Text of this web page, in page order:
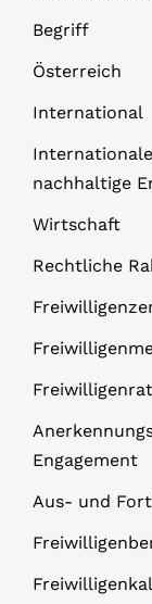
Begriff
Österreich
International
nachhaltige
Wirtschaft
Rechtliche
Freiwilligenrat
Engagement
Aus- und